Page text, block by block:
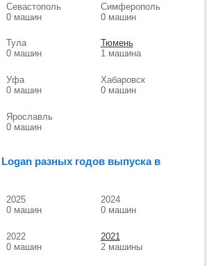
Севастополь
0 машин
Симферополь
0 машин
Тула
0 машин
Тюмень
1 машина
Уфа
0 машин
Хабаровск
0 машин
Ярославль
0 машин
разных годов выпуска в
2025
0 машин
2024
0 машин
2022
0 машин
2021
2 машины